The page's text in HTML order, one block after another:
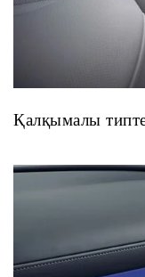
Қалқымалы